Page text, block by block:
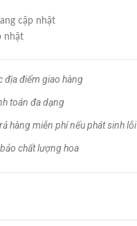
cập nhật
nhật
địa điểm giao hàng
toán đa dạng
hàng miễn phí nếu phát sinh lỗi
chất lượng hoa